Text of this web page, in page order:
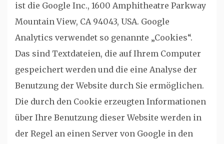
ist die Google Inc., 1600 Amphitheatre Parkway
Mountain View, CA 94043, USA. Google
Analytics verwendet so genannte „Cookies“.
Das sind Textdateien, die auf Ihrem Computer
gespeichert werden und die eine Analyse der
Benutzung der Website durch Sie ermöglichen.
Die durch den Cookie erzeugten Informationen
über Ihre Benutzung dieser Website werden in
der Regel an einen Server von Google in den